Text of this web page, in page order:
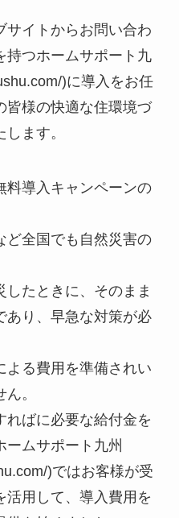
サイトからお問い合わ
持つホームサポート九
)に導入をお任
皆様の快適な住環境づ
ます。
料導入キャンペーンの
ど全国でも自然災害の
したときに、そのまま
あり、早急な対策が必
よる費用を準備されい
。
ればに必要な給付金を
ームサポート九州
)ではお客様が受
活用して、導入費用を